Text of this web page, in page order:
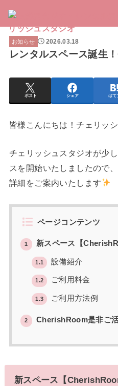
お知らせ 2026.03.18
レンタルスペース誕生
ポスト シェア はて
皆様こんにちは！チェリッ
チェリッシュスタジオが少
スを開始いたしましたので、
詳細をご案内いたします
ページコンテンツ
1 新スペース【
1.1 設備紹介
1.2 ご利用料金
1.3 ご利用方法例
2 CherishRoom是非ご
新スペース【